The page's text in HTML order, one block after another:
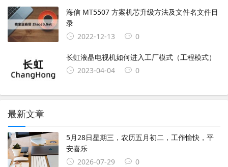
海信 MT5507 方案机芯升级方法及文件名文件目
录
2022-12-13
0
长虹液晶电视机如何进入工厂模式（工程模式）
2023-04-04
0
最新文章
5月28日星期三，农历五月初二，工作愉快，平
安喜乐
2026-07-29
0